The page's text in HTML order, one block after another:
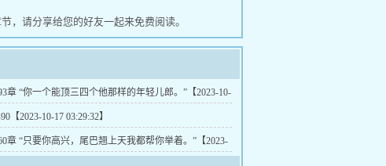
，请分享给您的好友一起来免费阅读。
章 “你一个能顶三四个他那样的年轻儿郎。”【2023-10-
】
【2023-10-17 03:29:32】
章 “只要你高兴，尾巴翘上天我都帮你举着。”【2023-